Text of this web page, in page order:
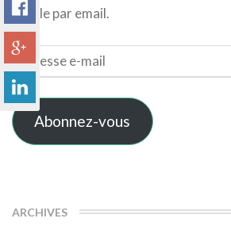
article par email.
Adresse
e-
mail
Abonnez-vous
ARCHIVES